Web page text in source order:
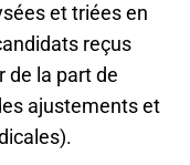
et triées en
reçus
de la part de
ajustements et